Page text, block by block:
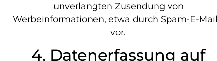
unverlangten Zusendung von
Werbeinformationen, etwa durch Spam-E-
vor.
4. Datenerfassung auf